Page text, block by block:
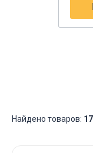
Найдено товаров: 17